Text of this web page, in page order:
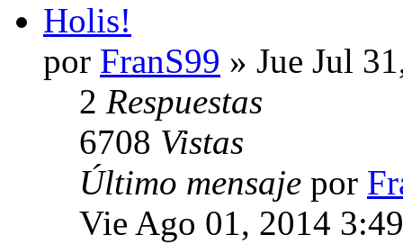
Holis!
por FranS99 » Jue Jul
2 Respuestas
6708 Vistas
Último mensaje por
Vie Ago 01, 2014